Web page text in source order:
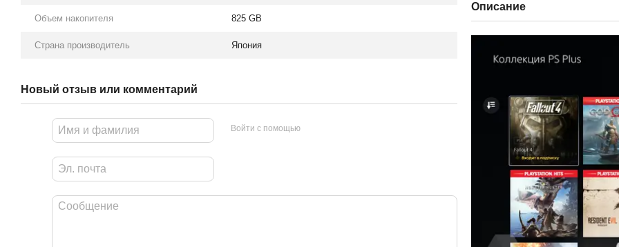
Объем накопителя 825 GB
Страна производитель Япония
Новый отзыв или комментарий
Войти с помощью
Описание